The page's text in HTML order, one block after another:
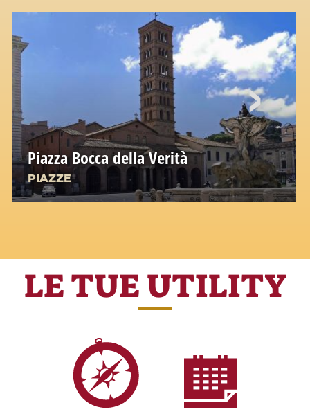
Piazza Bocca della Verità
PIAZZE
LE TUE UTILITY